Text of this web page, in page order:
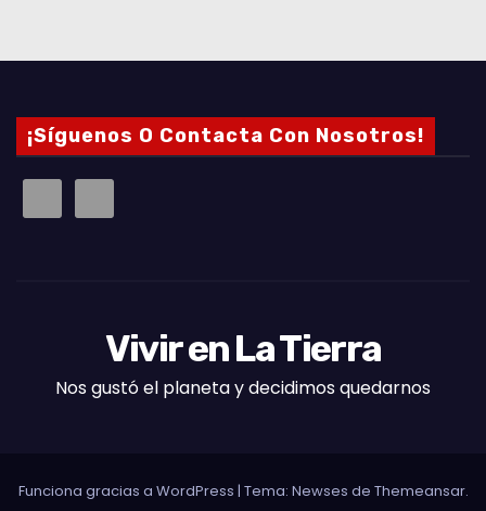
¡Síguenos O Contacta Con Nosotros!
Vivir en La Tierra
Nos gustó el planeta y decidimos quedarnos
Funciona gracias a WordPress | Tema: Newses de Themeansar.